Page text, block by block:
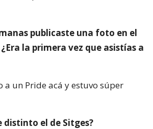
publicaste una foto en el
la primera vez que asistías a
a un Pride acá y estuvo súper
el de Sitges?